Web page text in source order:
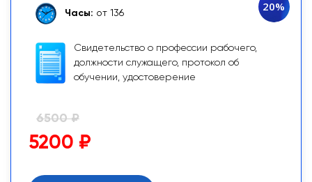
Часы: от 136
Свидетельство о профессии рабочего,
должности служащего, протокол об
обучении, удостоверение
20%
6500 ₽
5200 ₽